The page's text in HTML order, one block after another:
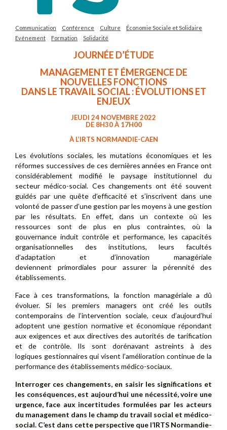
Communication Conférence Culture
Économie Sociale et Solidaire
Evénement
Formation Solidarité
JOURNÉE D’ÉTUDE
MANAGEMENT ET ÉMERGENCE DE
NOUVELLES FONCTIONS
DANS LE TRAVAIL SOCIAL : ÉVOLUTIONS ET
ENJEUX
JEUDI 24 NOVEMBRE 2022
DE 8H30 À 17H00
À L’IRTS NORMANDIE-CAEN
Les évolutions sociales, les mutations économiques et les
réformes successives de ces dernières années en France ont
considérablement modifié le paysage institutionnel du
secteur médico-social. Ces changements ont été souvent
guidés par une quête d’efficacité et s’inscrivent dans une
volonté de passer d’une gestion par les moyens à une gestion
par les résultats. En effet, dans un contexte où les
ressources sont de plus en plus contraintes, où la
gouvernance induit contrôle et performance, les capacités
organisationnelles des institutions, leurs facultés
d’adaptation et d’innovation managériale
deviennent primordiales pour assurer la pérennité des
établissements.
Face à ces transformations, la fonction managériale a dû
évoluer. Si les premiers managers ont créé les outils
contemporains de l’intervention sociale, ceux d’aujourd’hui
adoptent une gestion normative et économique répondant
aux exigences et aux directives des autorités de tarification
et de contrôle. Ils sont dorénavant astreints à des
logiques gestionnaires qui visent l’amélioration continue de la
performance des établissements médico-sociaux.
Interroger ces changements, en saisir les significations et
les conséquences, est aujourd’hui une nécessité, voire une
urgence, face aux incertitudes formulées par les acteurs
du management dans le champ du travail social et médico-
social. C’est dans cette perspective que l’IRTS Normandie-